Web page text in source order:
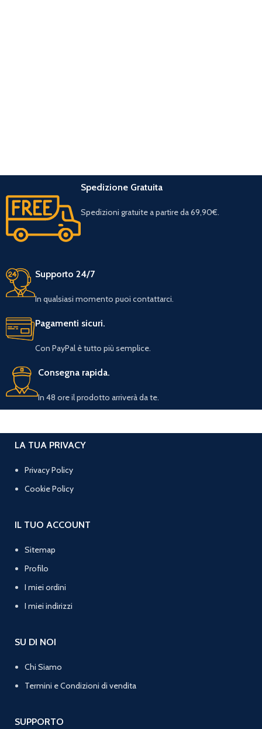
Spedizione Gratuita
Spedizioni gratuite a partire da 69,90€.
Supporto 24/7
In qualsiasi momento puoi contattarci.
Pagamenti sicuri.
Con PayPal è tutto più semplice.
Consegna rapida.
In 48 ore il prodotto arriverà da te.
LA TUA PRIVACY
Privacy Policy
Cookie Policy
IL TUO ACCOUNT
Sitemap
Profilo
I miei ordini
I miei indirizzi
SU DI NOI
Chi Siamo
Termini e Condizioni di vendita
SUPPORTO